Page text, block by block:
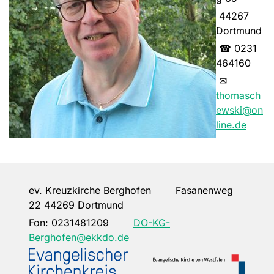
44267
Dortmund
☎ 0231
464160
✉
thomasch
ewski@on
line.de
ev. Kreuzkirche Berghofen Fasanenweg
22 44269 Dortmund
Fon: 0231481209
DO-KG-
Berghofen@ekkdo.de